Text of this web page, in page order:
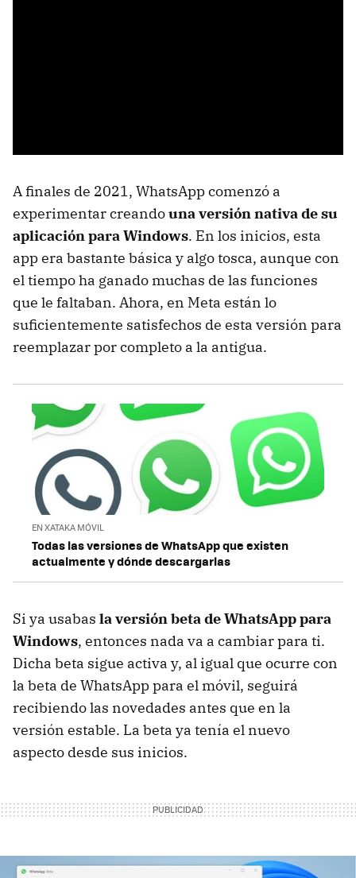
A finales de 2021, WhatsApp comenzó a
experimentar creandouna versión nativa de su
aplicación para Windows. En los inicios, esta
app era bastante básica y algo tosca, aunque con
el tiempo ha ganado muchas de las funciones
que le faltaban. Ahora, en Meta están lo
suficientemente satisfechos de esta versión para
reemplazar por completo a la antigua.
EN XATAKA MÓVIL
Todas las versiones de WhatsApp que existen
actualmente y dónde descargarlas
Si ya usabas la versión beta de WhatsApp para
Windows, entonces nada va a cambiar para ti.
Dicha beta sigue activa y, al igual que ocurre con
la beta de WhatsApp para el móvil, seguirá
recibiendo las novedades antes que en la
versión estable. La beta ya tenía el nuevo
aspecto desde sus inicios.